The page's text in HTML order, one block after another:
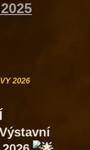
2026